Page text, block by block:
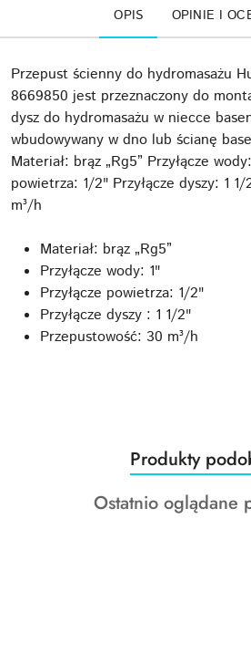
OPIS OPINIE I
Przepust ścienny do hydromasażu
8669850 jest przeznaczony do
dysz do hydromasażu w niecce
wbudowywany w dno lub ścianę
Materiał: brąz „Rg5” Przyłącze
powietrza: 1/2" Przyłącze dyszy: 1
m³/h
Materiał: brąz „Rg5”
Przyłącze wody: 1"
Przyłącze powietrza: 1/2"
Przyłącze dyszy : 1 1/2"
Przepustowość: 30 m³/h
Pomiń karuzelę produktów
Produkty
o
statusie:
Produkty
Produkty
Ostatnio oglądane